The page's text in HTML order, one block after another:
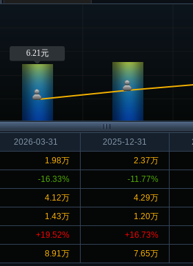
6.21元
2026-03-31 2025-12-31
1.98万
2.37万
-16.33%
-11.77%
4.12万
4.29万
1.43万
1.20万
+19.52%
+16.73%
8.91万
7.65万